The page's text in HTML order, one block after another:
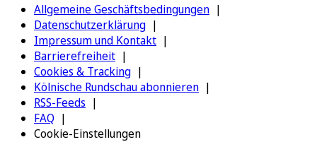
Allgemeine Geschäftsbedingungen
Datenschutzerklärung
Impressum und Kontakt
Barrierefreiheit
Cookies & Tracking
Kölnische Rundschau abonnieren
RSS-Feeds
FAQ
Cookie-Einstellungen